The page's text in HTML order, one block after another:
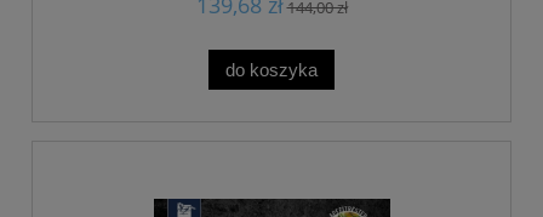
144,00 zł
do koszyka